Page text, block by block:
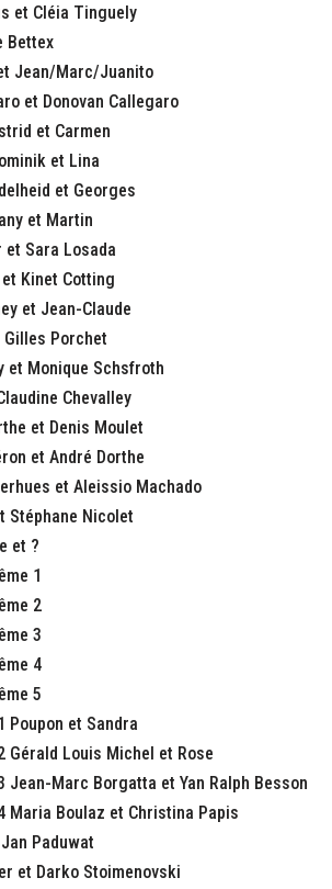
et Cléia Tinguely
Bettex
Jean/Marc/Juanito
et Donovan Callegaro
et Carmen
et Lina
et Georges
et Martin
Sara Losada
Kinet Cotting
et Jean-Claude
Gilles Porchet
et Monique Schsfroth
Chevalley
et Denis Moulet
et André Dorthe
et Aleissio Machado
Stéphane Nicolet
et ?
1
2
3
4
5
Poupon et Sandra
Gérald Louis Michel et Rose
Jean-Marc Borgatta et Yan Ralph Besson
Maria Boulaz et Christina Papis
Paduwat
et Darko Stoimenovski